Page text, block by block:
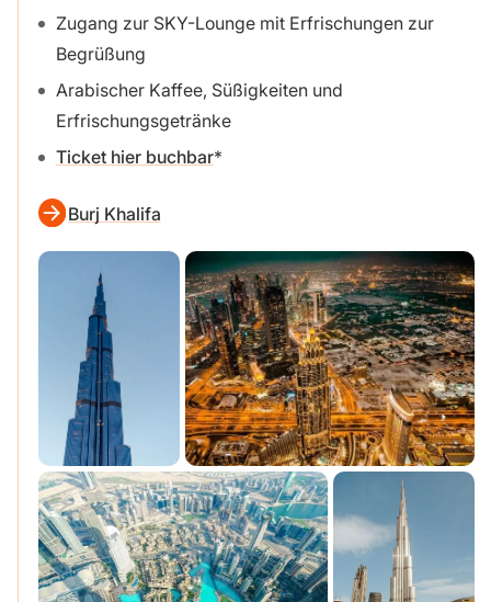
Zugang zur SKY-Lounge mit Erfrischungen zur
Begrüßung
Arabischer Kaffee, Süßigkeiten und
Erfrischungsgetränke
Ticket hier buchbar
Burj Khalifa